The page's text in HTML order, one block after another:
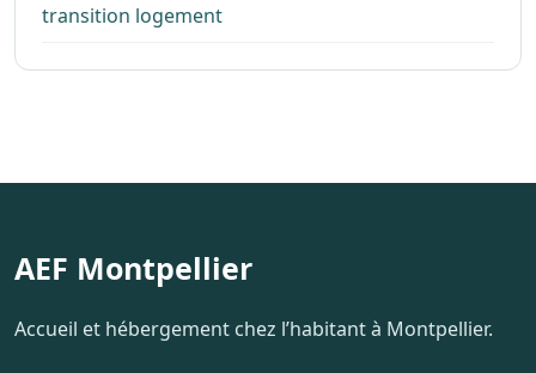
transition logement
AEF Montpellier
Accueil et hébergement chez l’habitant à Montpellier.